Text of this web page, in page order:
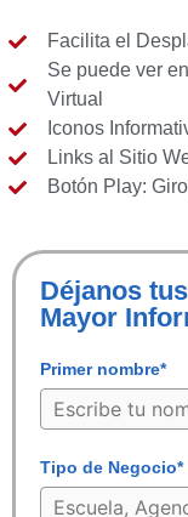
Facilita el
Se puede ver
Virtual
Iconos
Links al Sitio
Botón Play:
Déjanos
Mayor
Primer nombre*
Tipo de Negocio*